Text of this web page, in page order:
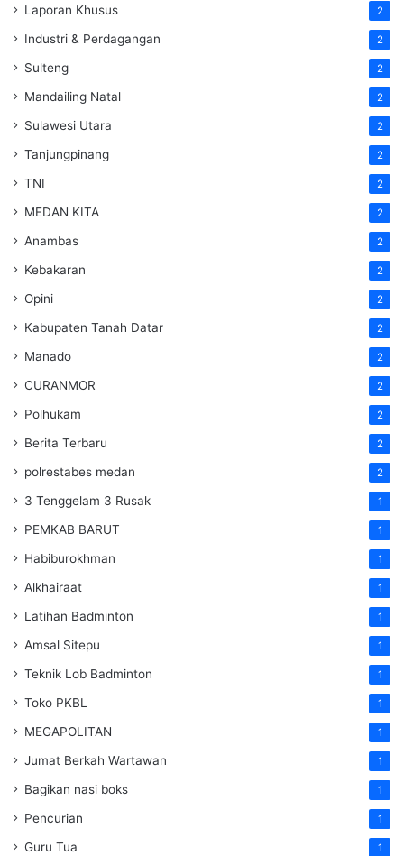
Laporan Khusus 2
Industri & Perdagangan 2
Sulteng 2
Mandailing Natal 2
Sulawesi Utara 2
Tanjungpinang 2
TNI 2
MEDAN KITA 2
Anambas 2
Kebakaran 2
Opini 2
Kabupaten Tanah Datar 2
Manado 2
CURANMOR 2
Polhukam 2
Berita Terbaru 2
polrestabes medan 2
3 Tenggelam 3 Rusak 1
PEMKAB BARUT 1
Habiburokhman 1
Alkhairaat 1
Latihan Badminton 1
Amsal Sitepu 1
Teknik Lob Badminton 1
Toko PKBL 1
MEGAPOLITAN 1
Jumat Berkah Wartawan 1
Bagikan nasi boks 1
Pencurian 1
Guru Tua 1